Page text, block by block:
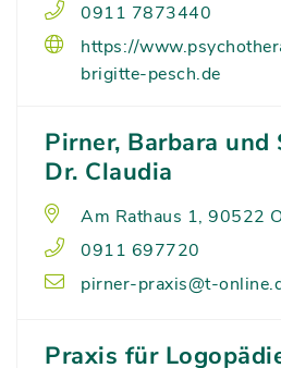
0911 7873440
https://
brigitte-pesch.de
Pirner, Barbara und
Dr. Claudia
Am Rathaus 1, 90522
0911 697720
pirner-praxis@t-
Praxis für